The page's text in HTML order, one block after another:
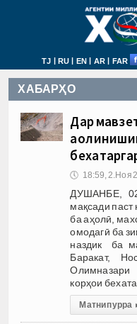
TJ | RU | EN | AR | FAR
ХАБАРҲО
Дар
🕔 18:59, 2.Ноя
ДУШАНБЕ,
мақсади паст
ба аҳолӣ,
омодагӣ ба
наздик ба
Баракат,
корҳои
Матни пурра